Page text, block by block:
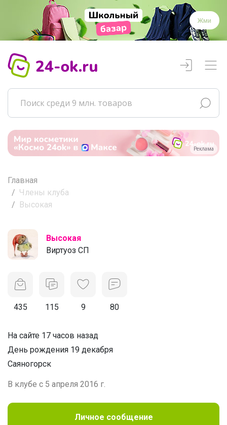
Жми
Реклама
Главная
Члены клуба
Высокая
Высокая
Виртуоз СП
435 115 9 80
На сайте 17 часов назад
День рождения 19 декабря
Саяногорск
В клубе с 5 апреля 2016 г.
Личное сообщение